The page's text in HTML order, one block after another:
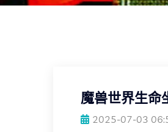
魔兽世界生命
2025-07-03